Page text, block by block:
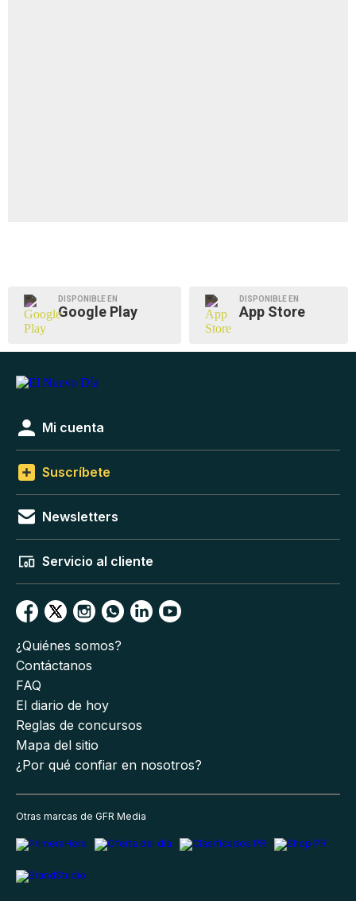
DISPONIBLE EN
Google Play
DISPONIBLE EN
App Store
Mi cuenta
Suscríbete
Newsletters
Servicio al cliente
¿Quiénes somos?
Contáctanos
FAQ
El diario de hoy
Reglas de concursos
Mapa del sitio
¿Por qué confiar en nosotros?
Otras marcas de GFR Media